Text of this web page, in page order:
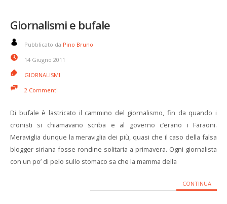
Giornalismi e bufale
Pubblicato da Pino Bruno
14 Giugno 2011
GIORNALISMI
2 Commenti
Di bufale è lastricato il cammino del giornalismo, fin da quando i
cronisti si chiamavano scriba e al governo c’erano i Faraoni.
Meraviglia dunque la meraviglia dei più, quasi che il caso della falsa
blogger siriana fosse rondine solitaria a primavera. Ogni giornalista
con un po’ di pelo sullo stomaco sa che la mamma della
CONTINUA